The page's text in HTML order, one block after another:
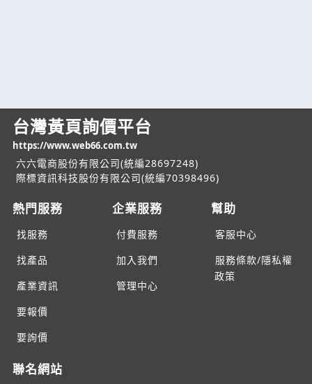
台灣黃頁詢價平台
https://www.web66.com.tw
六六電商股份有限公司(統編28697248)
際標資訊科技股份有限公司(統編70398496)
熱門服務
找服務
找產品
產業資訊
要報價
要詢價
企業服務
付費服務
加入我們
管理中心
幫助
客服中心
服務條款/隱私權
政策
聯名網站